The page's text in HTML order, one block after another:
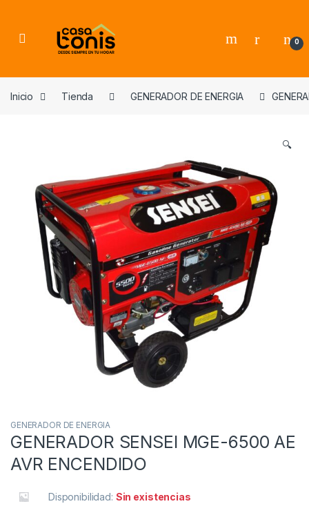
0
Inicio Tienda GENERADOR DE ENERGIA
🔍
GENERADOR DE ENERGIA
GENERADOR SENSEI MGE-6500 AE
AVR ENCENDIDO
Disponibilidad: Sin existencias